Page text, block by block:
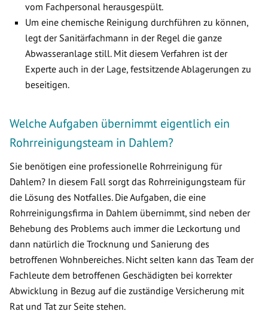
vom Fachpersonal herausgespült.
Um eine chemische Reinigung durchführen zu können,
legt der Sanitärfachmann in der Regel die ganze
Abwasseranlage still. Mit diesem Verfahren ist der
Experte auch in der Lage, festsitzende Ablagerungen zu
beseitigen.
Welche Aufgaben übernimmt eigentlich ein
Rohrreinigungsteam in Dahlem?
Sie benötigen eine professionelle Rohrreinigung für
Dahlem? In diesem Fall sorgt das Rohrreinigungsteam für
die Lösung des Notfalles. Die Aufgaben, die eine
Rohrreinigungsfirma in Dahlem übernimmt, sind neben der
Behebung des Problems auch immer die Leckortung und
dann natürlich die Trocknung und Sanierung des
betroffenen Wohnbereiches. Nicht selten kann das Team der
Fachleute dem betroffenen Geschädigten bei korrekter
Abwicklung in Bezug auf die zuständige Versicherung mit
Rat und Tat zur Seite stehen.